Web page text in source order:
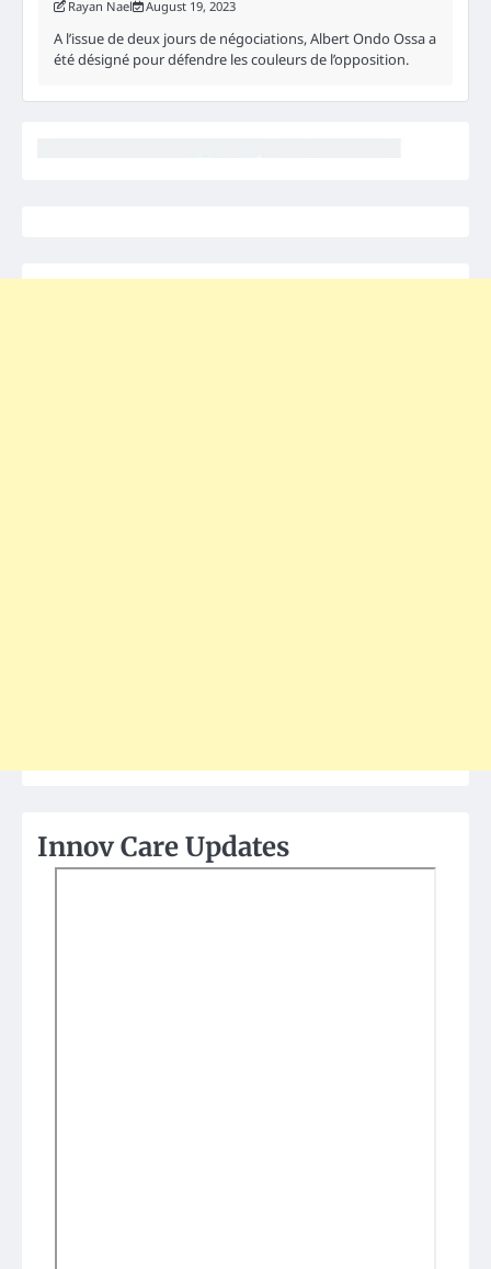
Rayan Nael August 19, 2023
A l’issue de deux jours de négociations, Albert Ondo Ossa a
été désigné pour défendre les couleurs de l’opposition.
Innov Care Updates